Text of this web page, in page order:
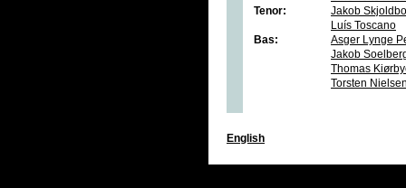
Tenor:
Jakob
Luís Toscano
Bas:
Asger Lynge
Jakob
Thomas
Torsten
English